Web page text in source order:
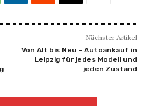
Nächster Artikel
Von Alt bis Neu – Autoankauf in
Leipzig für jedes Modell und
jeden Zustand